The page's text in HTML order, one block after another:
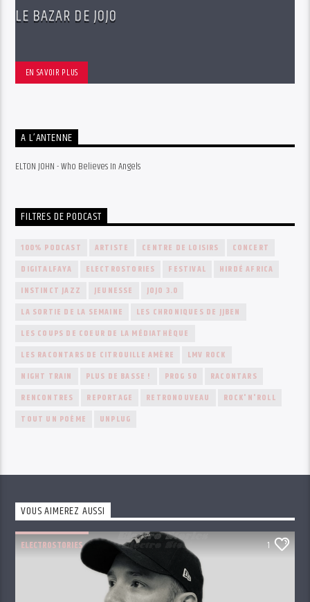
LE BAZAR DE JOJO
EN SAVOIR PLUS
A L’ANTENNE
ELTON JOHN - Who Believes In Angels
FILTRES DE PODCAST
100% PODCAST ARTISTE CENTRE DE LOISIRS
CONCERT
DIGITALFAYA
ELECTROSTORIES FESTIVAL
HIRDÉ AFRICA
INSTINCT JAZZ
JEUNESSE
JOJO 3.0
LA SORTIE DE LA SEMAINE
LES CHRONIQUES DE JJBEN
LES COUPS DE COEUR DE LA MÉDIATHÈQUE
LES RACONTARS DE CITROUILLE AMÈRE
LMV ROCK
NIGHT TRAIN
PLUS DE BASSE ! PROG 50
RACONTARS
RENCONTRES
REPORTAGE RETRONOUVEAU
ROCK'N'ROLL
TOUT UN POÈME
UNPLUG
VOUS AIMEREZ AUSSI
ELECTROSTORIES 1